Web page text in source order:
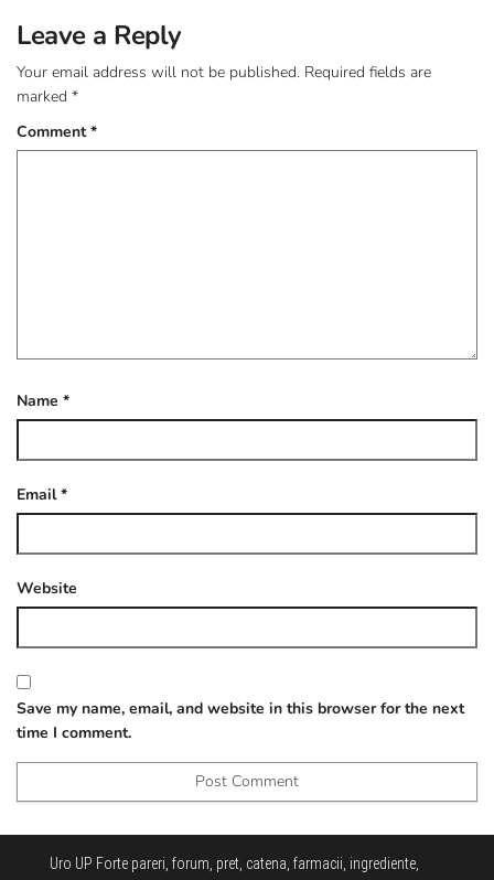
Leave a Reply
Your email address will not be published. Required fields are
marked *
Comment*
Name *
Email*
Website
Save my name, email, and website in this browser for the next
time I comment.
Uro UP Forte pareri, forum, pret, catena, farmacii, ingrediente,